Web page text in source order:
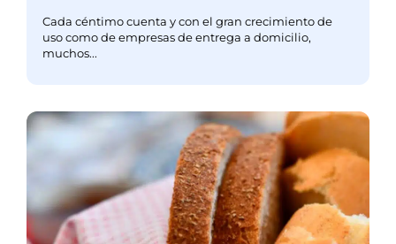
Cada céntimo cuenta y con el gran crecimiento de
uso como de empresas de entrega a domicilio,
muchos...